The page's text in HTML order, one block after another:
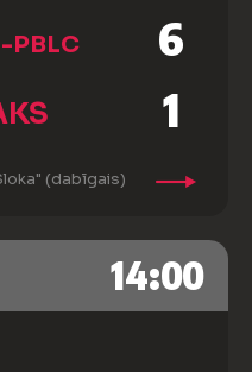
PBLC 6
1
(dabīgais)
14:00